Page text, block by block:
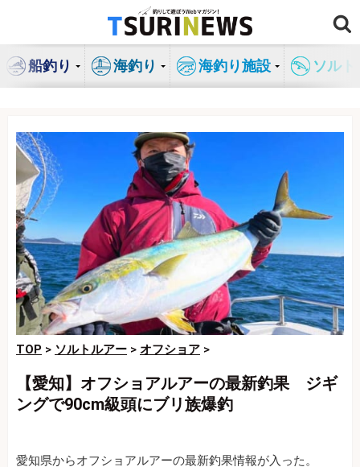
ン
船釣り 海釣り 海釣り施設 ソル
TOP > ソルトルアー > オフショア >
【愛知】オフショアルアーの最新釣果 ジギ
ングで90cm級頭にブリ族爆釣
愛知県からオフショアルアーの最新釣果情報が入った。